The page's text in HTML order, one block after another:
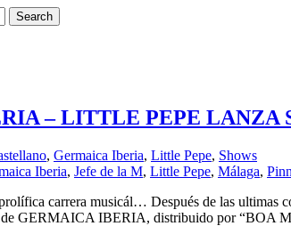
– LITTLE PEPE LANZA
, Germaica Iberia, Little Pepe, Shows
Iberia, Jefe de la M, Little Pepe, Málaga,
carrera musicál… Después de las ultimas
de GERMAICA IBERIA, distribuido por “BOA